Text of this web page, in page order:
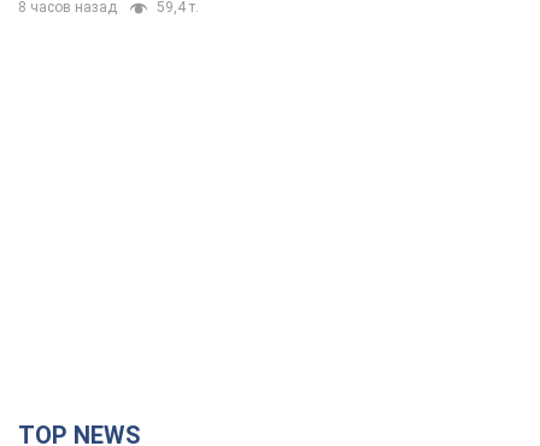
Российская армия совершила массированную